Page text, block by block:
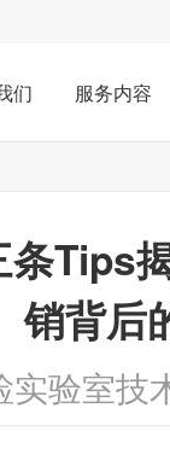
们 服务内容
Tips
销背后
实验室技